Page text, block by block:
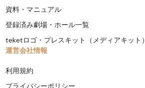
資料・マニュアル
登録済み劇場・ホール一覧
teketロゴ・プレスキット（メディアキット）
運営会社情報
利用規約
プライバシーポリシー